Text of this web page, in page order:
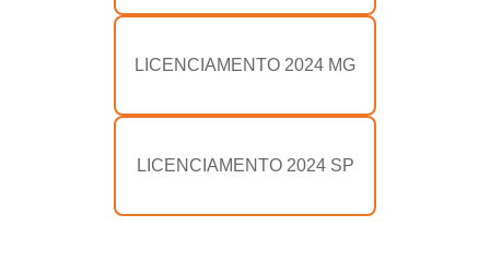
LICENCIAMENTO 2024 MG
LICENCIAMENTO 2024 SP